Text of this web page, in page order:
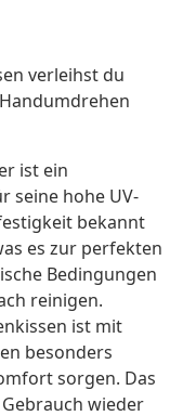
verleihst du
ist ein
seine hohe UV-
bekannt
es zur perfekten
Bedingungen
reinigen.
ist mit
besonders
sorgen. Das
wieder